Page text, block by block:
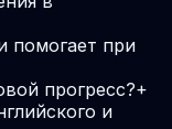
помогает при
прогресс?+
и